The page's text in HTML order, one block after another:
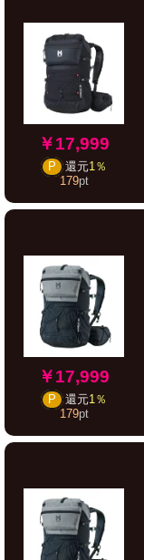
￥17,999
P 還元1％
179pt
￥17,999
P 還元1％
179pt